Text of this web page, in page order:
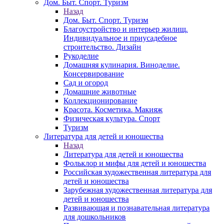
Дом. Быт. Спорт. Туризм
Назад
Дом. Быт. Спорт. Туризм
Благоустройство и интерьер жилищ.
Индивидуальное и приусадебное
строительство. Дизайн
Рукоделие
Домашняя кулинария. Виноделие.
Консервирование
Сад и огород
Домашние животные
Коллекционирование
Красота. Косметика. Макияж
Физическая культура. Спорт
Туризм
Литература для детей и юношества
Назад
Литература для детей и юношества
Фольклор и мифы для детей и юношества
Российская художественная литература для
детей и юношества
Зарубежная художественная литература для
детей и юношества
Развивающая и познавательная литература
для дошкольников